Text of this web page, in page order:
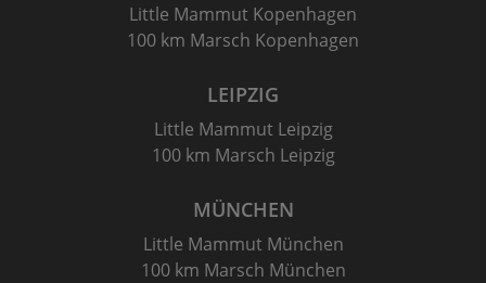
Little Mammut Kopenhagen
100 km Marsch Kopenhagen
LEIPZIG
Little Mammut Leipzig
100 km Marsch Leipzig
MÜNCHEN
Little Mammut München
100 km Marsch München